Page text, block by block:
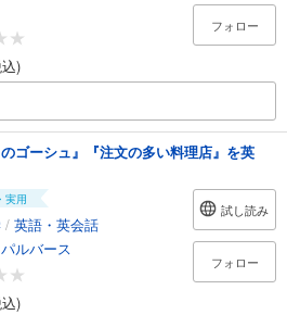
)
フォロー
のゴーシュ』『注文の多い料理店』を英
実用
/ 英語・英会話
ルバース
)
試し読み
フォロー